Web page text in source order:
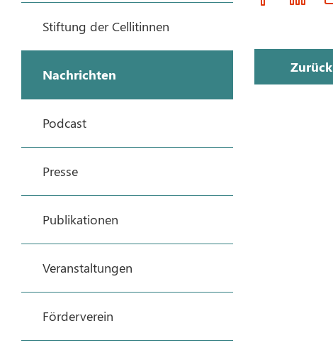
Stiftung der Cellitinnen
Nachrichten
Podcast
Presse
Publikationen
Veranstaltungen
Förderverein
Zurück